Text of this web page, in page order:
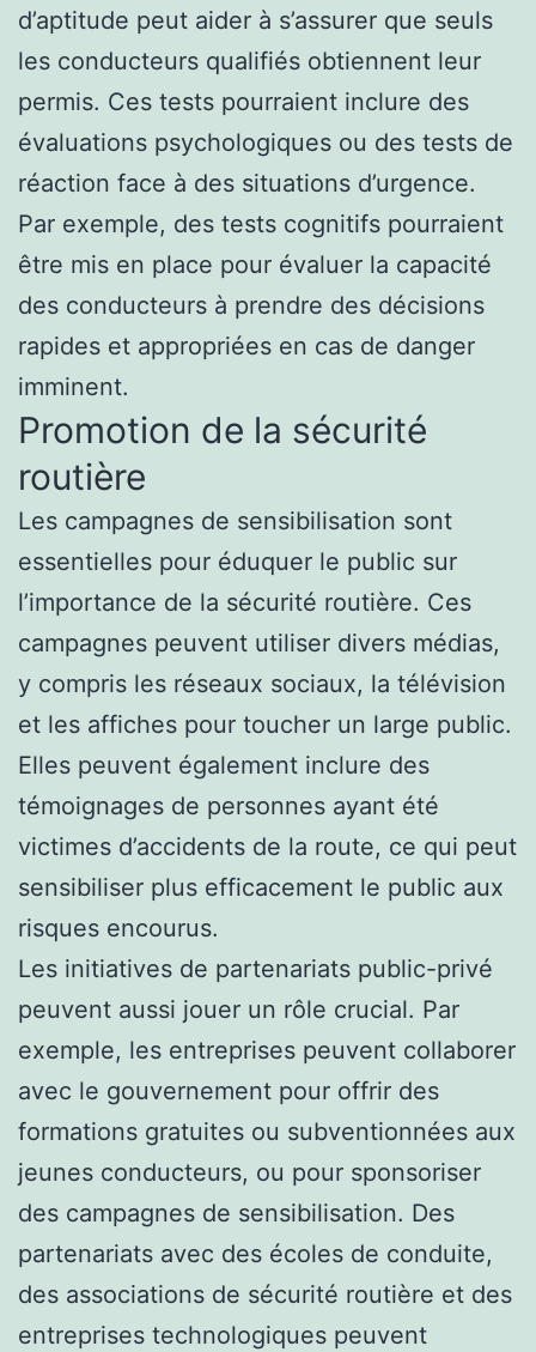
d’aptitude peut aider à s’assurer que seuls
les conducteurs qualifiés obtiennent leur
permis. Ces tests pourraient inclure des
évaluations psychologiques ou des tests de
réaction face à des situations d’urgence.
Par exemple, des tests cognitifs pourraient
être mis en place pour évaluer la capacité
des conducteurs à prendre des décisions
rapides et appropriées en cas de danger
imminent.
Promotion de la sécurité
routière
Les campagnes de sensibilisation sont
essentielles pour éduquer le public sur
l’importance de la sécurité routière. Ces
campagnes peuvent utiliser divers médias,
y compris les réseaux sociaux, la télévision
et les affiches pour toucher un large public.
Elles peuvent également inclure des
témoignages de personnes ayant été
victimes d’accidents de la route, ce qui peut
sensibiliser plus efficacement le public aux
risques encourus.
Les initiatives de partenariats public-privé
peuvent aussi jouer un rôle crucial. Par
exemple, les entreprises peuvent collaborer
avec le gouvernement pour offrir des
formations gratuites ou subventionnées aux
jeunes conducteurs, ou pour sponsoriser
des campagnes de sensibilisation. Des
partenariats avec des écoles de conduite,
des associations de sécurité routière et des
entreprises technologiques peuvent